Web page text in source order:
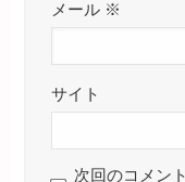
メール ※
サイト
次回のコメン